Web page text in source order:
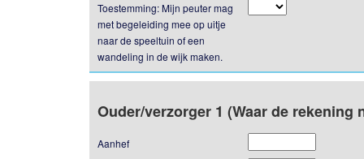
Toestemming: Mijn peuter mag
met begeleiding mee op uitje
naar de speeltuin of een
wandeling in de wijk maken.
Ouder/verzorger 1 (Waar de rekening
Aanhef